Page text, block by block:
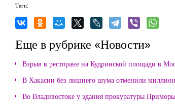
Теги:
Еще в рубрике «Новости»
Взрыв в ресторане на Кудринской площади в
В Хакасии без лишнего шума отменили
Во Владивостоке у здания прокуратуры